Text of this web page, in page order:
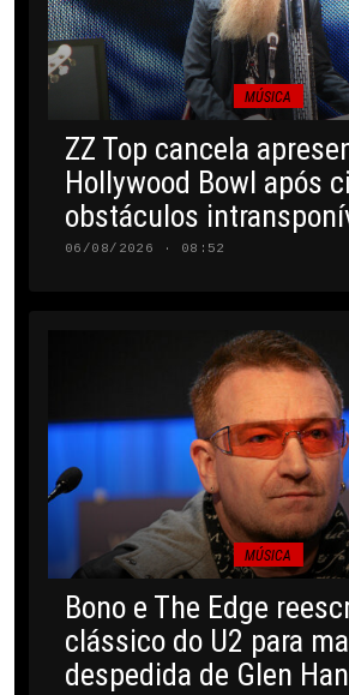
MÚSICA
ZZ Top cancela
Hollywood Bowl após
obstáculos
06/08/2026 · 08:52
MÚSICA
Bono e The Edge
clássico do U2 para
despedida de Glen